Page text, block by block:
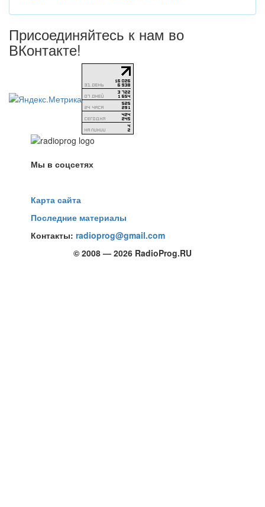
Присоединяйтесь к нам во
ВКонтакте!
Мы в соцсетях
Карта сайта
Последние материалы
Контакты:radioprog@gmail.com
© 2008 — 2026 RadioProg.RU